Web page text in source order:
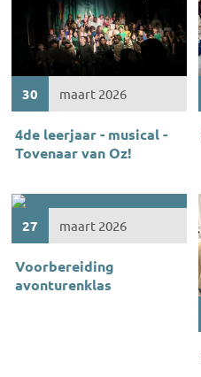
30 maart 2026
4de leerjaar - musical -
Tovenaar van Oz!
27 maart 2026
Voorbereiding
avonturenklas